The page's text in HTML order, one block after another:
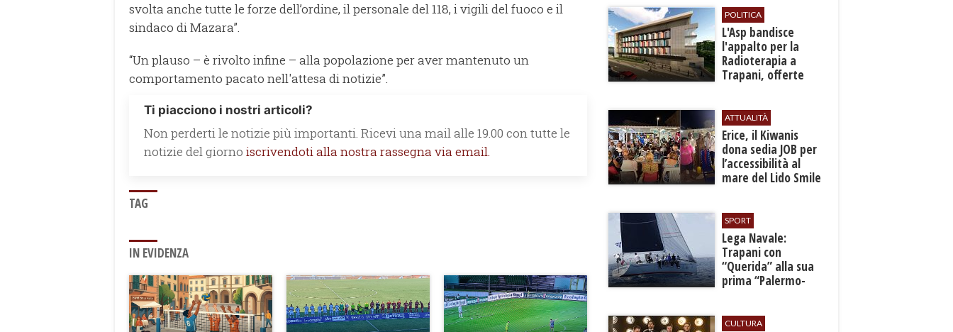
svolta anche tutte le forze dell’ordine, il personale del 118, i vigili del fuoco e il
sindaco di Mazara”.
“Un plauso – è rivolto infine – alla popolazione per aver mantenuto un
comportamento pacato nell'attesa di notizie”.
Ti piacciono i nostri articoli?
Non perderti le notizie più importanti. Ricevi una mail alle 19.00 con tutte le
notizie del giorno iscrivendoti alla nostra rassegna via email.
TAG
IN EVIDENZA
POLITICA
L'Asp bandisce
l'appalto per la
Radioterapia a
Trapani, offerte
ATTUALITÀ
​Erice, il Kiwanis
dona sedia JOB per
l’accessibilità al
mare del Lido Smile
SPORT
​Lega Navale:
Trapani con
“Querida” alla sua
prima “Palermo-
CULTURA